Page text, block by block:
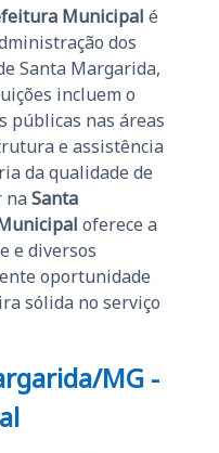
Municipal é
dos
Santa Margarida,
incluem o
públicas nas áreas
e assistência
da qualidade de
na Santa
oferece a
e diversos
oportunidade
sólida no serviço
MG -